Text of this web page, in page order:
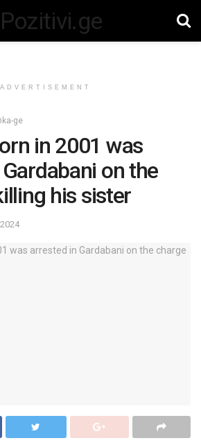
ADVERTISEMENT
ge
in 2001 was
on the
his sister